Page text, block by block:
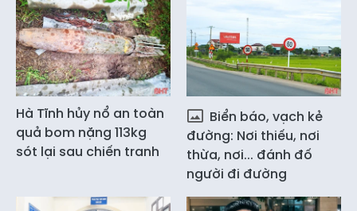
Hà Tĩnh hủy nổ an toàn
quả bom nặng 113kg
sót lại sau chiến tranh
Biển báo, vạch kẻ
đường: Nơi thiếu, nơi
thừa, nơi... đánh đố
người đi đường